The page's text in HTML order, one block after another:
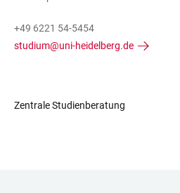
+49 6221 54-5454
studium@uni-heidelberg.de
Zentrale Studienberatung